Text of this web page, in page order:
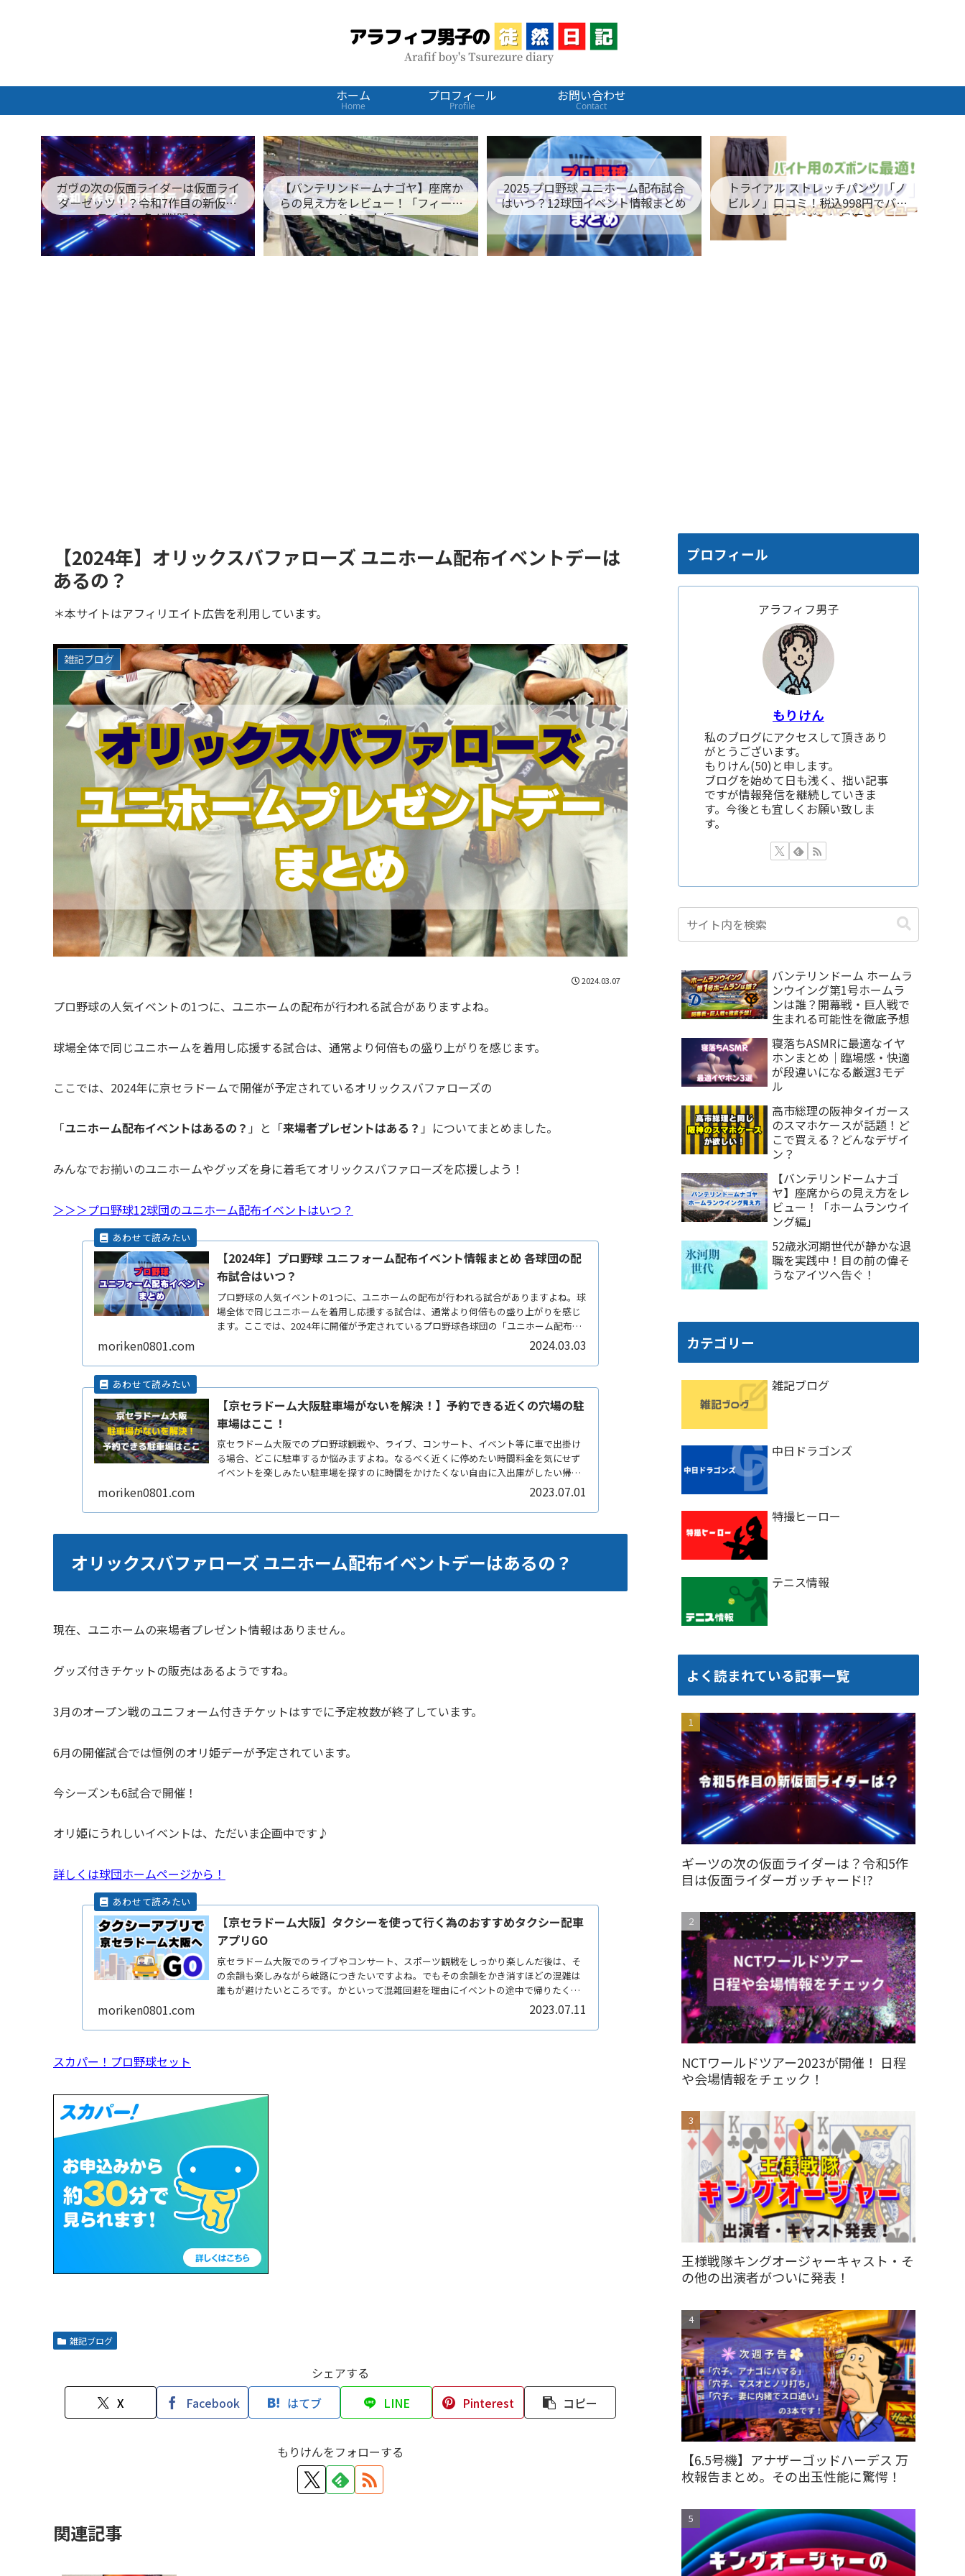
ホーム
Home
プロフィール
Profile
お問い合わせ
Contact
ガヴの次の仮面ライダーは仮面ライ
ダーゼッツ！？令和7作目の新仮面
ライダー名が判明！
【バンテリンドームナゴヤ】座席か
らの見え方をレビュー！「フィール
ドシート編」
2025 プロ野球 ユニホーム配布試合
はいつ？12球団イベント情報まとめ
トライアル ストレッチパンツ 「ノ
ビルノ」口コミ！税込998円でバイ
ト用のズボンに最適！
【2024年】オリックスバファローズ ユニホーム配布イベントデーは
あるの？
＊本サイトはアフィリエイト広告を利用しています。
雑記ブログ
2024.03.07
プロ野球の人気イベントの1つに、ユニホームの配布が行われる試合がありますよね。
球場全体で同じユニホームを着用し応援する試合は、通常より何倍もの盛り上がりを感じます。
ここでは、2024年に京セラドームで開催が予定されているオリックスバファローズの
「ユニホーム配布イベントはあるの？ 」と「来場者プレゼントはある？ 」についてまとめました。
みんなでお揃いのユニホームやグッズを身に着毛てオリックスバファローズを応援しよう！
＞＞＞プロ野球12球団のユニホーム配布イベントはいつ？
【2024年】プロ野球 ユニフォーム配布イベント情報まとめ 各球団の配
布試合はいつ？
プロ野球の人気イベントの1つに、ユニホームの配布が行われる試合がありますよね。球
場全体で同じユニホームを着用し応援する試合は、通常より何倍もの盛り上がりを感じ
ます。ここでは、2024年に開催が予定されているプロ野球各球団の「ユニホーム配布イ
moriken0801.com 2024.03.03
【京セラドーム大阪駐車場がないを解決！】予約できる近くの穴場の駐
車場はここ！
京セラドーム大阪でのプロ野球観戦や、ライブ、コンサート、イベント等に車で出掛け
る場合、どこに駐車するか悩みますよね。なるべく近くに停めたい時間料金を気にせず
イベントを楽しみたい駐車場を探すのに時間をかけたくない自由に入出庫がしたい帰り
moriken0801.com 2023.07.01
オリックスバファローズ ユニホーム配布イベントデーはあるの？
現在、ユニホームの来場者プレゼント情報はありません。
グッズ付きチケットの販売はあるようですね。
3月のオープン戦のユニフォーム付きチケットはすでに予定枚数が終了しています。
6月の開催試合では恒例のオリ姫デーが予定されています。
今シーズンも6試合で開催！
オリ姫にうれしいイベントは、ただいま企画中です♪
詳しくは球団ホームページから！
【京セラドーム大阪】タクシーを使って行く為のおすすめタクシー配車
アプリGO
京セラドーム大阪でのライブやコンサート、スポーツ観戦をしっかり楽しんだ後は、そ
の余韻も楽しみながら岐路につきたいですよね。でもその余韻をかき消すほどの混雑は
誰もが避けたいところです。かといって混雑回避を理由にイベントの途中で帰りたくも
moriken0801.com 2023.07.11
スカパー！プロ野球セット
雑記ブログ
シェアする
X
Facebook はてブ LINE Pinterest コピー
もりけんをフォローする
関連記事
プロフィール
アラフィフ男子
もりけん
私のブログにアクセスして頂きあり
がとうございます。
もりけん(50)と申します。
ブログを始めて日も浅く、拙い記事
ですが情報発信を継続していきま
す。今後とも宜しくお願い致しま
す。
バンテリンドーム ホームラ
ンウイング第1号ホームラ
ンは誰？開幕戦・巨人戦で
生まれる可能性を徹底予想
寝落ちASMRに最適なイヤ
ホンまとめ｜臨場感・快適
が段違いになる厳選3モデ
ル
高市総理の阪神タイガース
のスマホケースが話題！ど
こで買える？どんなデザイ
ン？
【バンテリンドームナゴ
ヤ】座席からの見え方をレ
ビュー！「ホームランウイ
ング編」
52歳氷河期世代が静かな退
職を実践中！目の前の偉そ
うなアイツへ告ぐ！
カテゴリー
雑記ブログ
中日ドラゴンズ
特撮ヒーロー
テニス情報
よく読まれている記事一覧
ギーツの次の仮面ライダーは？令和5作
目は仮面ライダーガッチャード!?
NCTワールドツアー2023が開催！ 日程
や会場情報をチェック！
王様戦隊キングオージャーキャスト・そ
の他の出演者がついに発表！
【6.5号機】アナザーゴッドハーデス 万
枚報告まとめ。その出玉性能に驚愕！